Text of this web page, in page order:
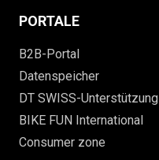
PORTALE
B2B-Portal
Datenspeicher
DT SWISS-Unterstützung
BIKE FUN International
Consumer zone